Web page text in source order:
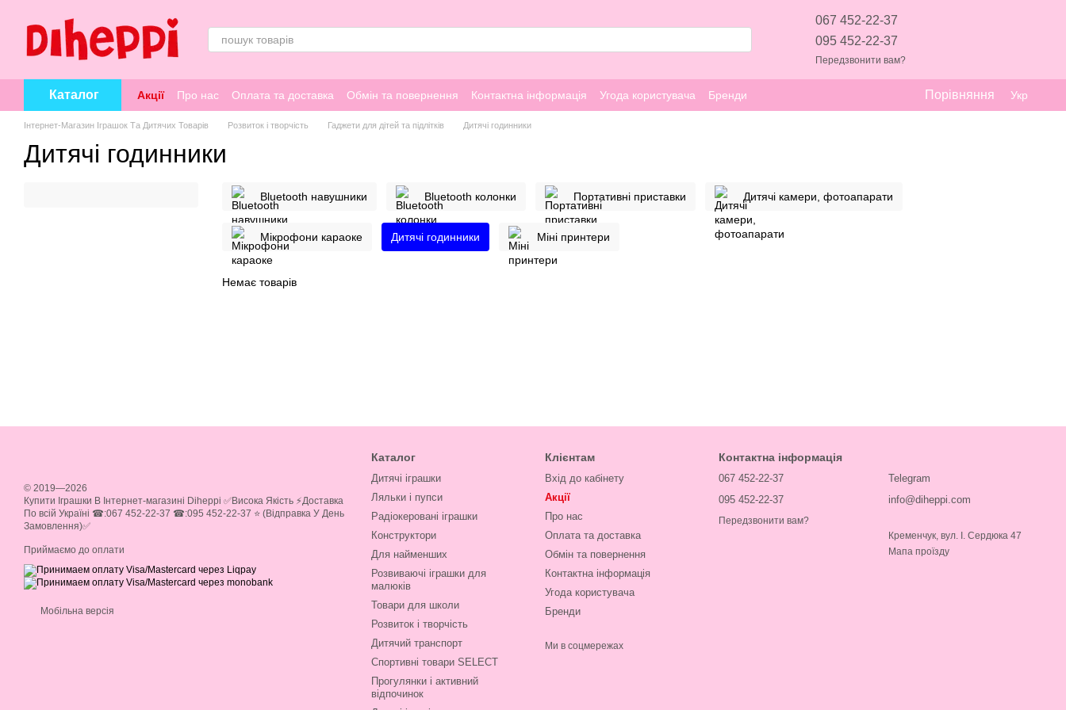
067 452-22-37
095 452-22-37
Передзвонити вам?
Каталог Акції Про нас Оплата та доставка Обмін та повернення Контактна інформація Угода користувача Бренди Порівняння Укр
Інтернет-Магазин Іграшок Та Дитячих Товарів Розвиток і творчість Гаджети для дітей та підлітків Дитячі годинники
Дитячі годинники
Bluetooth навушники Bluetooth колонки Портативні приставки Дитячі камери, фотоапарати
Мікрофони караоке Дитячі годинники Міні принтери
Немає товарів
© 2019—2026
Купити Іграшки В Інтернет-магазині Diheppi ✅Висока Якість ⚡Доставка
По всій Україні ☎:067 452-22-37 ☎:095 452-22-37 ⭐ (Відправка У День
Замовлення)✅
Приймаємо до оплати
Мобільна версія
Каталог
Дитячі іграшки
Ляльки і пупси
Радіокеровані іграшки
Конструктори
Для найменших
Розвиваючі іграшки для
малюків
Товари для школи
Розвиток і творчість
Дитячий транспорт
Спортивні товари SELECT
Прогулянки і активний
відпочинок
Клієнтам
Вхід до кабінету
Акції
Про нас
Оплата та доставка
Обмін та повернення
Контактна інформація
Угода користувача
Бренди
Ми в соцмережах
Контактна інформація
067 452-22-37
095 452-22-37
Передзвонити вам?
Telegram
info@diheppi.com
Кременчук, вул. І. Сердюка 47
Мапа проїзду